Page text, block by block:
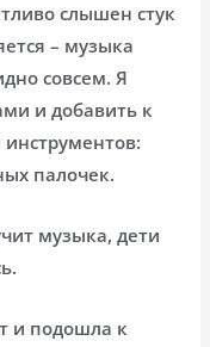
слышен стук
– музыка
совсем. Я
и добавить к
палочек.
музыка, дети
и подошла к